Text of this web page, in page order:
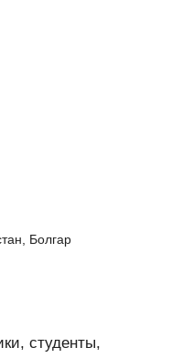
Болгар
студенты,